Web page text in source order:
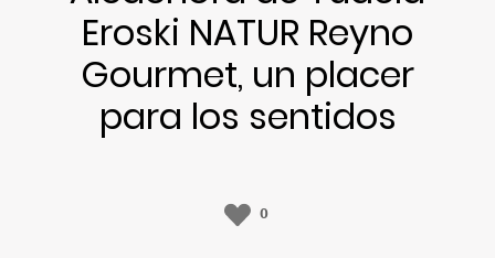
Eroski NATUR Reyno
Gourmet, un placer
para los sentidos
0